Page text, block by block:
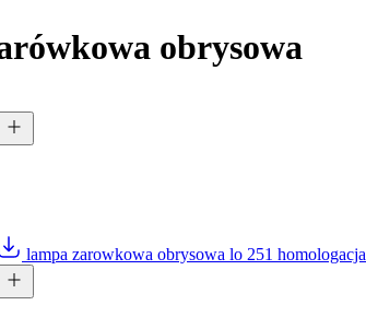
obrysowa
lampa zarowkowa obrysowa lo 251 homologacja